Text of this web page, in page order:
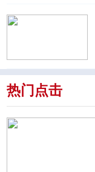
热门点击